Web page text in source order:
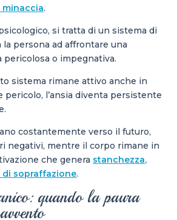
minaccia.
si tratta di un sistema di
persona ad affrontare una
o impegnativa.
sistema rimane attivo anche in
pericolo, l’ansia diventa persistente
costantemente verso il futuro,
negativi, mentre il corpo rimane in
che genera stanchezza,
sopraffazione.
quando la paura